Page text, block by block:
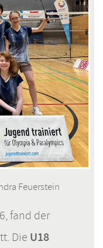
Feuerstein
fand der
Die U18